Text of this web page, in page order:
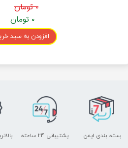
۰ تومان
۰ تومان
افزودن به سبد
پشتیبانی ۲۴ ساعته بسته بندی ایمن